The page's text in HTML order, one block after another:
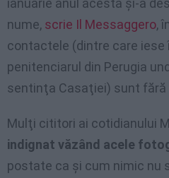
nume, scrie Il Messaggero,
contactele (dintre care iese
penitenciarul din Perugia
sentinţa Casaţiei) sunt fără
Mulţi cititori ai cotidianului
indignat văzând acele
postate ca şi cum nimic nu